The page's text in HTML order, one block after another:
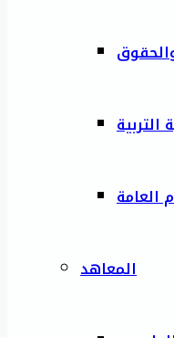
التربية
العامة
المعاهد